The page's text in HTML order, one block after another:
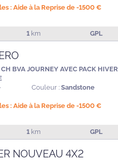
: Aide à la Reprise de -1500 €
1 km GPL
BVA JOURNEY AVEC PACK HIVER
Couleur : Sandstone
: Aide à la Reprise de -1500 €
1 km GPL
NOUVEAU 4X2